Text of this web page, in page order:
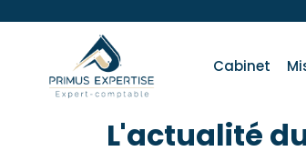
Cabinet
L'actualité